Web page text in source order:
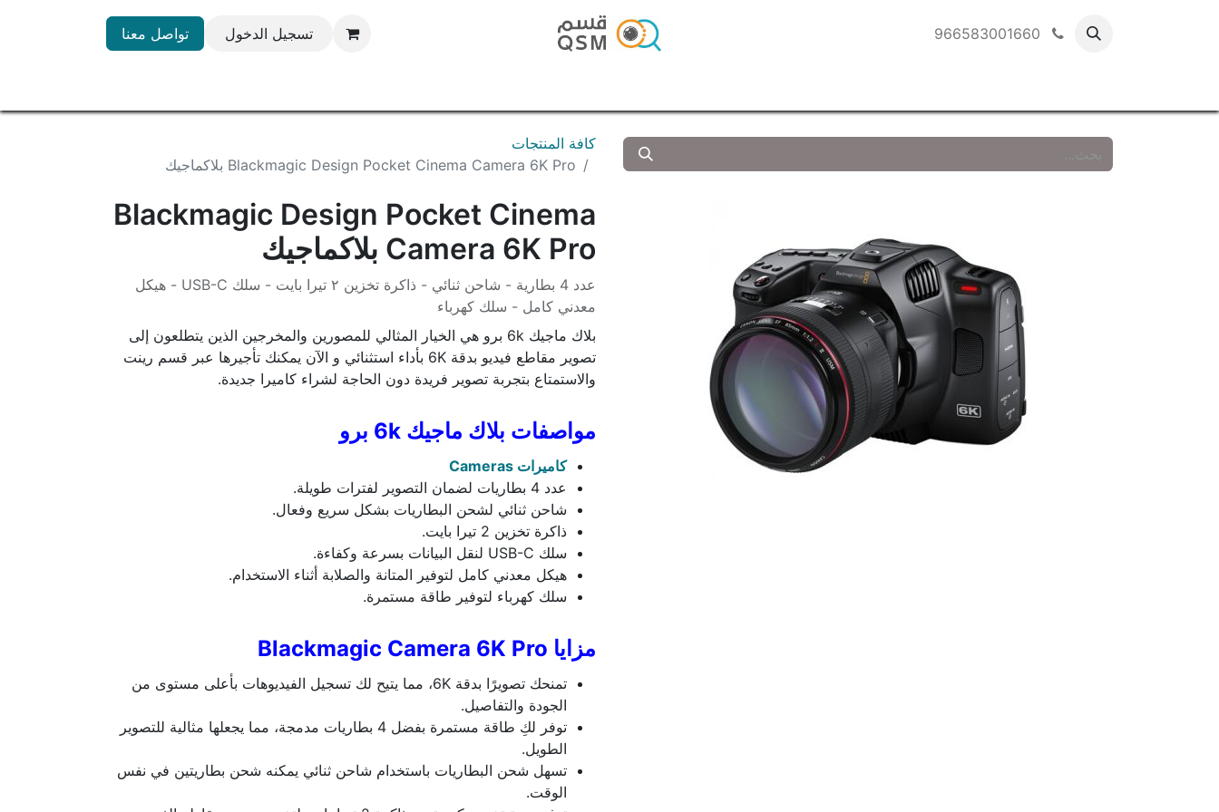
تسجيل الدخول تواصل معنا
كافة المنتجات
Blackmagic Design Pocket Cinema Camera 6K Pro بلاكماجيك
Blackmagic Design Pocket Cinema
Camera 6K Pro بلاكماجيك
عدد 4 بطارية - شاحن ثنائي - ذاكرة تخزين ٢ تيرا بايت - سلك USB-C - هيكل
معدني كامل - سلك كهرباء
بلاك ماجيك 6k برو هي الخيار المثالي للمصورين والمخرجين الذين يتطلعون إلى
تصوير مقاطع فيديو بدقة 6K بأداء استثنائي و الآن يمكنك تأجيرها عبر قسم رينت
والاستمتاع بتجربة تصوير فريدة دون الحاجة لشراء كاميرا جديدة.
مواصفات بلاك ماجيك 6k برو
كاميرات Cameras
عدد 4 بطاريات لضمان التصوير لفترات طويلة.
شاحن ثنائي لشحن البطاريات بشكل سريع وفعال.
ذاكرة تخزين 2 تيرا بايت.
سلك USB-C لنقل البيانات بسرعة وكفاءة.
هيكل معدني كامل لتوفير المتانة والصلابة أثناء الاستخدام.
سلك كهرباء لتوفير طاقة مستمرة.
مزايا Blackmagic Camera 6K Pro
تمنحك تصويرًا بدقة 6K، مما يتيح لك تسجيل الفيديوهات بأعلى مستوى من
الجودة والتفاصيل.
توفر لكِ طاقة مستمرة بفضل 4 بطاريات مدمجة، مما يجعلها مثالية للتصوير
الطويل.
تسهل شحن البطاريات باستخدام شاحن ثنائي يمكنه شحن بطاريتين في نفس
الوقت.